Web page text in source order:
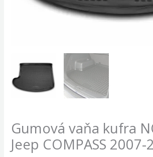
Gumová vaňa kufra
Jeep COMPASS 2007-